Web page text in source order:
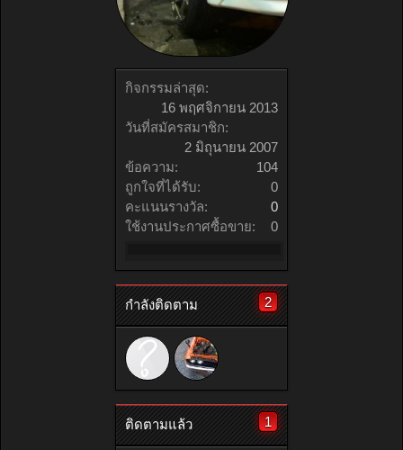
กิจกรรมล่าสุด:
16 พฤศจิกายน 2013
วันที่สมัครสมาชิก:
2 มิถุนายน 2007
ข้อความ:
104
ถูกใจที่ได้รับ:
0
คะแนนรางวัล:
0
ใช้งานประกาศซื้อขาย:
0
กำลังติดตาม 2
ติดตามแล้ว 1